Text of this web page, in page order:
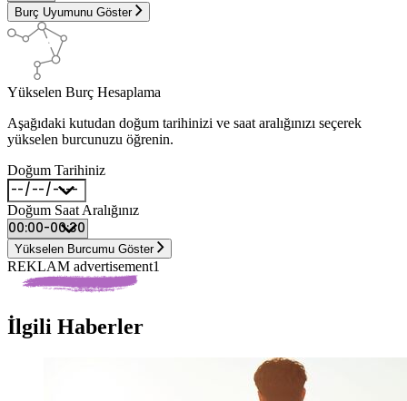
Burç Uyumunu Göster
Yükselen Burç Hesaplama
Aşağıdaki kutudan doğum tarihinizi ve saat aralığınızı seçerek
yükselen burcunuzu öğrenin.
Doğum Tarihiniz
Doğum Saat Aralığınız
Yükselen Burcumu Göster
REKLAM advertisement1
İlgili Haberler